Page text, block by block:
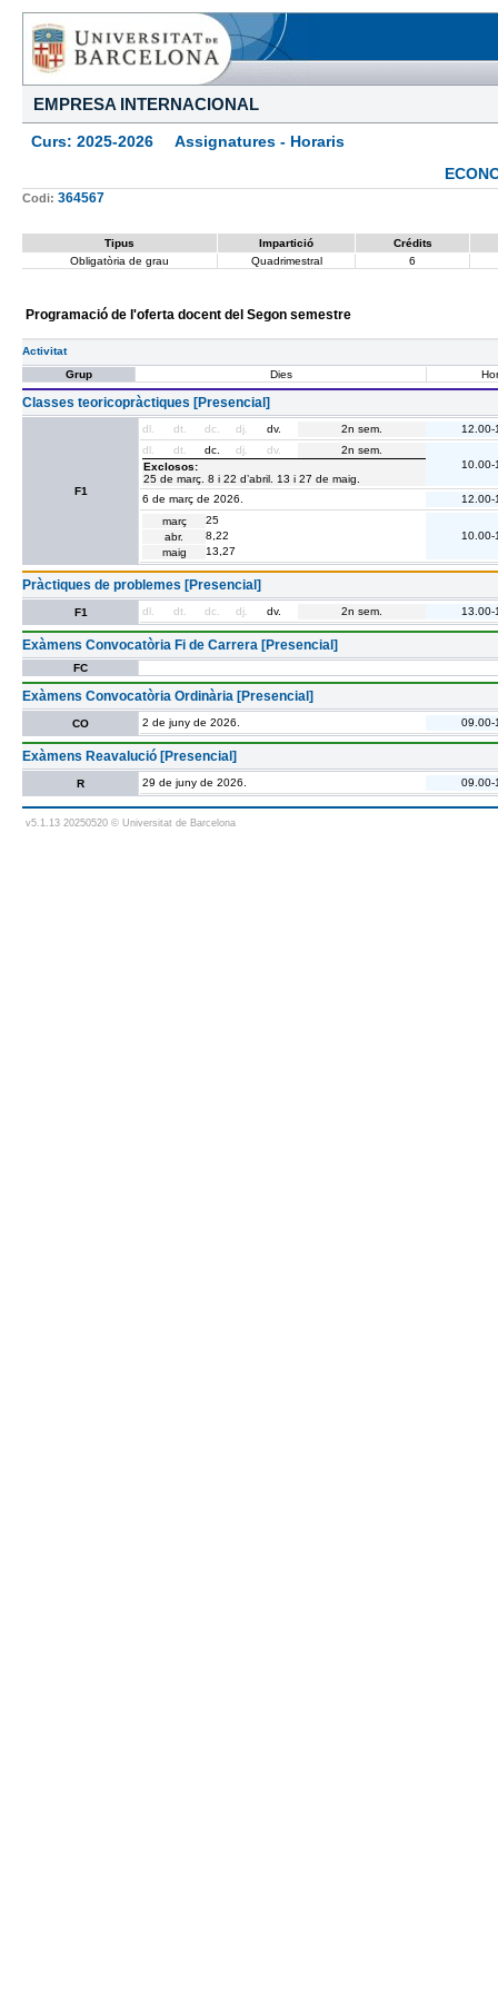
EMPRESA INTERNACIONAL
Curs: 2025-2026 Assignatures - Horaris
Codi: 364567
Tipus Impartició
Crédits
Obligatòria de grau
Quadrimestral 6
Programació de l'oferta docent del Segon semestre
Activitat
Grup
Dies
Classes teoricopràctiques [Presencial]
F1
dl. dt. dc. dj. dv. 2n sem.
12.00-
dl.
dt. dc. dj. dv.
2n sem.
Exclosos:
25 de març. 8 i 22 d’abril. 13 i 27 de maig.
10.00-
6 de març de 2026.
12.00-
març
25
abr.
8,22
maig
13,27
10.00-
Pràctiques de problemes [Presencial]
F1 dl. dt. dc. dj. dv. 2n sem. 13.00-
Exàmens Convocatòria Fi de Carrera [Presencial]
FC
Exàmens Convocatòria Ordinària [Presencial]
CO 2 de juny de 2026. 09.00-
Exàmens Reavalució [Presencial]
R 29 de juny de 2026. 09.00-
v5.1.13 20250520 © Universitat de Barcelona